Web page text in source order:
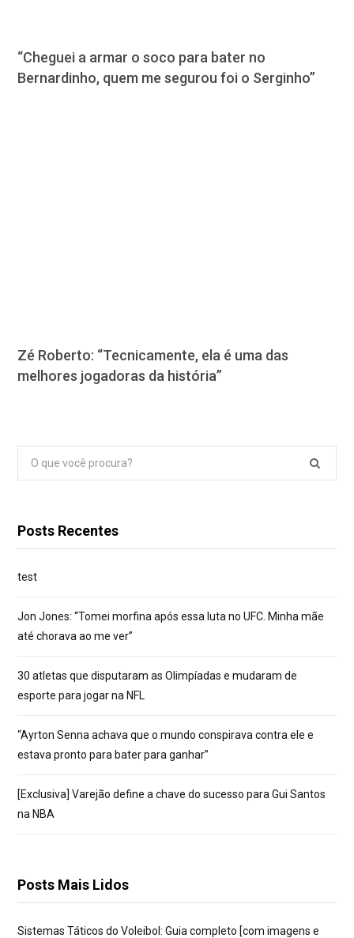
“Cheguei a armar o soco para bater no
Bernardinho, quem me segurou foi o Serginho”
Zé Roberto: “Tecnicamente, ela é uma das
melhores jogadoras da história”
Pesquisar
por:
Posts Recentes
test
Jon Jones: “Tomei morfina após essa luta no UFC. Minha mãe
até chorava ao me ver”
30 atletas que disputaram as Olimpíadas e mudaram de
esporte para jogar na NFL
“Ayrton Senna achava que o mundo conspirava contra ele e
estava pronto para bater para ganhar”
[Exclusiva] Varejão define a chave do sucesso para Gui Santos
na NBA
Posts Mais Lidos
Sistemas Táticos do Voleibol: Guia completo [com imagens e